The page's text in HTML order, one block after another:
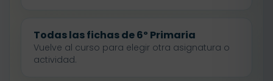
Todas las fichas de 6º Primaria
Vuelve al curso para elegir otra asignatura o
actividad.